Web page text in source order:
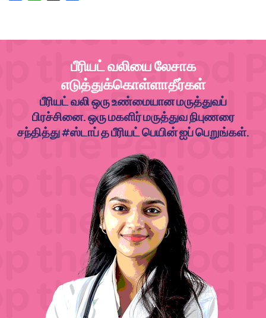
பீரியட் வலியை லேசாக
எடுத்துக்கொள்ளாதீர்கள்
பீரியட் வலி ஒரு உண்மையான மருத்துவப்
பிரச்சினை. ஒரு மகளிர் மருத்துவ நிபுணரை
சந்தித்து #ஸ்டாப் த பீரியட் பெயின் ஐப் பெறுங்கள்.